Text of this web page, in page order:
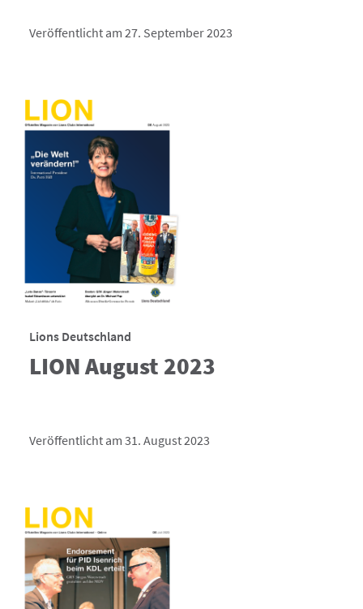
Veröffentlicht am 27. September 2023
Lions Deutschland
LION August 2023
Veröffentlicht am 31. August 2023